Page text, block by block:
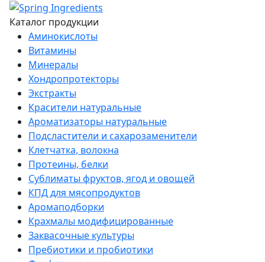
Каталог продукции
Аминокислоты
Витамины
Минералы
Хондропротекторы
Экстракты
Красители натуральные
Ароматизаторы натуральные
Подсластители и сахарозаменители
Клетчатка, волокна
Протеины, белки
Сублиматы фруктов, ягод и овощей
КПД для мясопродуктов
Аромаподборки
Крахмалы модифицированные
Заквасочные культуры
Пребиотики и пробиотики